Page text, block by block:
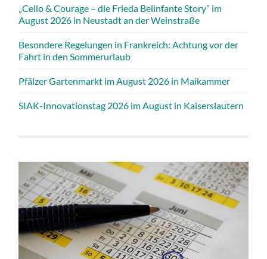
„Cello & Courage – die Frieda Belinfante Story” im
August 2026 in Neustadt an der Weinstraße
Besondere Regelungen in Frankreich: Achtung vor der
Fahrt in den Sommerurlaub
Pfälzer Gartenmarkt im August 2026 in Maikammer
SIAK-Innovationstag 2026 im August in Kaiserslautern